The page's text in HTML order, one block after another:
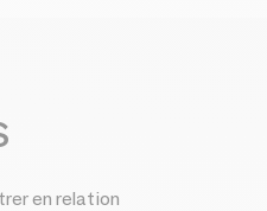
en relation